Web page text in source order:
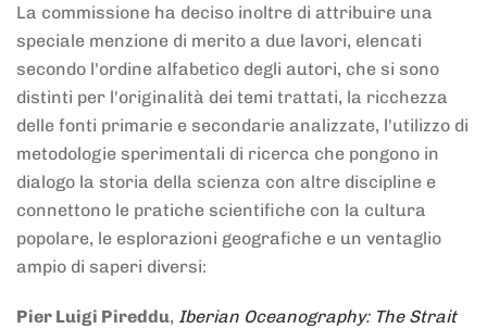
La commissione ha deciso inoltre di attribuire una
speciale menzione di merito a due lavori, elencati
secondo l'ordine alfabetico degli autori, che si sono
distinti per l'originalità dei temi trattati, la ricchezza
delle fonti primarie e secondarie analizzate, l'utilizzo di
metodologie sperimentali di ricerca che pongono in
dialogo la storia della scienza con altre discipline e
connettono le pratiche scientifiche con la cultura
popolare, le esplorazioni geografiche e un ventaglio
ampio di saperi diversi:
Pier Luigi Pireddu, Iberian Oceanography: The Strait